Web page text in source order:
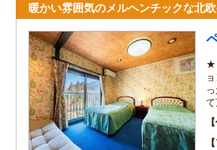
暖かい雰囲気のメルヘンチックな北
★